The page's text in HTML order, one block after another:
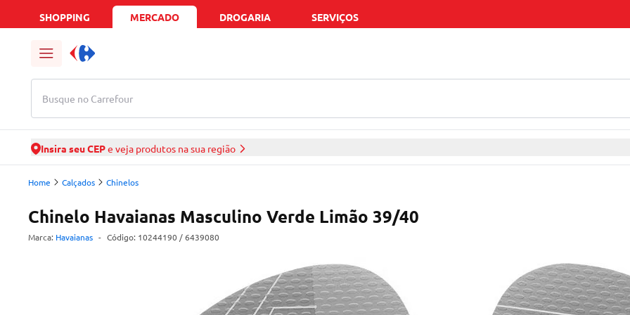
SHOPPING MERCADO DROGARIA SERVIÇOS
Busque no Carrefour
Insira seu CEPe veja produtos na sua região
Home Calçados Chinelos
Chinelo Havaianas Masculino Verde Limão 39/40
Marca: Havaianas - Código: 10244190 / 6439080